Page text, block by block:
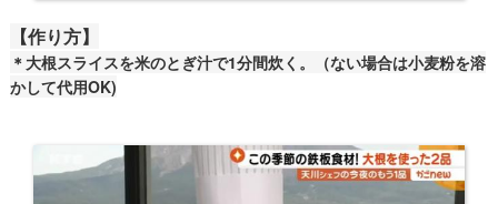
【作り方】
＊大根スライスを米のとぎ汁で1分間炊く。（ない場合は小麦粉を溶
かして代用OK)